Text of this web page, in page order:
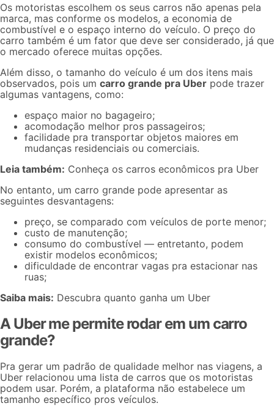
Os motoristas escolhem os seus carros não apenas pela
marca, mas conforme os modelos, a economia de
combustível e o espaço interno do veículo. O preço do
carro também é um fator que deve ser considerado, já que
o mercado oferece muitas opções.
Além disso, o tamanho do veículo é um dos itens mais
observados, pois um carro grande pra Uber pode trazer
algumas vantagens, como:
espaço maior no bagageiro;
acomodação melhor pros passageiros;
facilidade pra transportar objetos maiores em
mudanças residenciais ou comerciais.
Leia também: Conheça os carros econômicos pra Uber
No entanto, um carro grande pode apresentar as
seguintes desvantagens:
preço, se comparado com veículos de porte menor;
custo de manutenção;
consumo do combustível — entretanto, podem
existir modelos econômicos;
dificuldade de encontrar vagas pra estacionar nas
ruas;
Saiba mais: Descubra quanto ganha um Uber
A Uber me permite rodar em um carro
grande?
Pra gerar um padrão de qualidade melhor nas viagens, a
Uber relacionou uma lista de carros que os motoristas
podem usar. Porém, a plataforma não estabelece um
tamanho específico pros veículos.